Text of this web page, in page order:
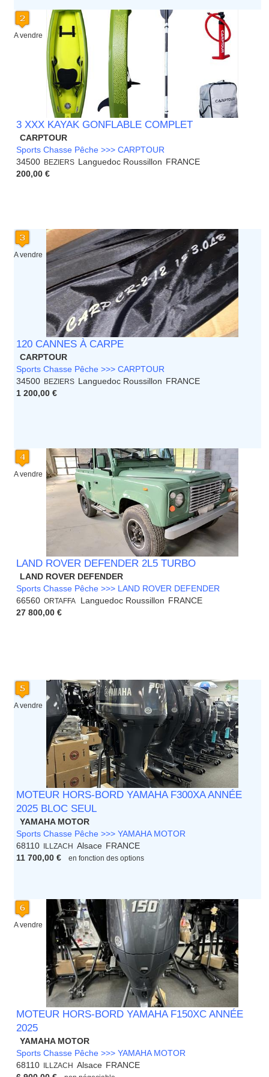
A vendre
3 XXX KAYAK GONFLABLE COMPLET
CARPTOUR
Sports Chasse Pêche >>> CARPTOUR
34500
BEZIERS Languedoc Roussillon FRANCE
200,00 €
A vendre
120 CANNES À CARPE
CARPTOUR
Sports Chasse Pêche >>> CARPTOUR
34500
BEZIERS Languedoc Roussillon FRANCE
1 200,00 €
A vendre
LAND ROVER DEFENDER 2L5 TURBO
LAND ROVER DEFENDER
Sports Chasse Pêche >>> LAND ROVER DEFENDER
66560 ORTAFFA Languedoc Roussillon FRANCE
27 800,00 €
A vendre
MOTEUR HORS-BORD YAMAHA F300XA ANNÉE
2025 BLOC SEUL
YAMAHA MOTOR
Sports Chasse Pêche >>> YAMAHA MOTOR
68110
ILLZACH Alsace FRANCE
11 700,00 €
en fonction des options
A vendre
MOTEUR HORS-BORD YAMAHA F150XC ANNÉE
2025
YAMAHA MOTOR
Sports Chasse Pêche >>> YAMAHA MOTOR
68110
ILLZACH Alsace FRANCE